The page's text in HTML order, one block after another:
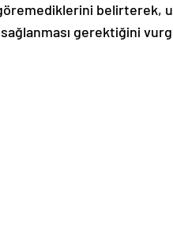
belirterek,
gerektiğini